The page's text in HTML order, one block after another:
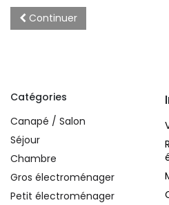
Continuer
Catégories
Canapé / Salon
Séjour
Chambre
Gros électroménager
Petit électroménager